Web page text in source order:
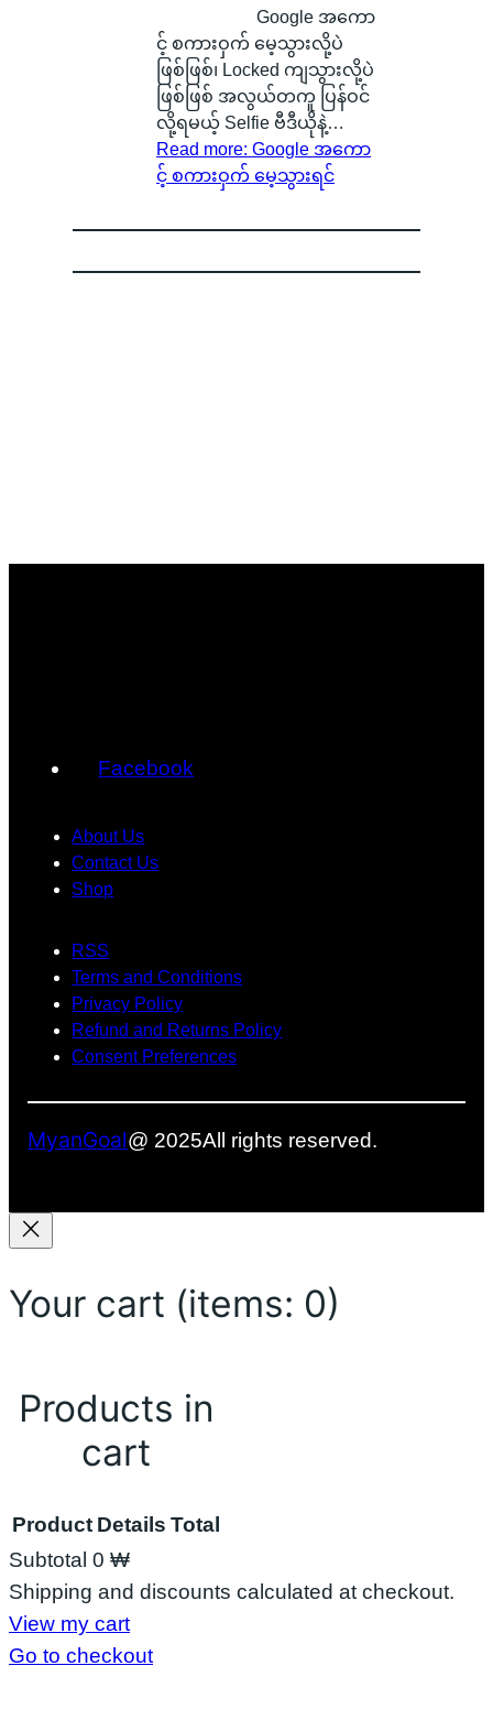
Google အကော
င့် စကားဝှက် မေ့သွားလို့ပဲ
ဖြစ်ဖြစ်၊ Locked ကျသွားလို့ပဲ
ဖြစ်ဖြစ် အလွယ်တကူ ပြန်ဝင်
လို့ရမယ့် Selfie ဗီဒီယိုနဲ့…
Read more: Google အကော
င့် စကားဝှက် မေ့သွားရင်
Facebook
About Us
Contact Us
Shop
RSS
Terms and Conditions
Privacy Policy
Refund and Returns Policy
Consent Preferences
MyanGoal@ 2025All rights reserved.
Your cart (items: 0)
Products in
cart
Product Details Total
Subtotal 0 ₩
Shipping and discounts calculated at checkout.
View my cart
Go to checkout